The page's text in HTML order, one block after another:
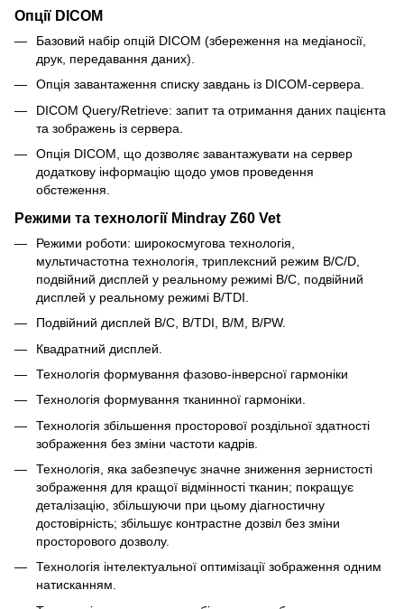
Опції DICOM
Базовий набір опцій DICOM (збереження на медіаносії,
друк, передавання даних).
Опція завантаження списку завдань із DICOM-сервера.
DICOM Query/Retrieve: запит та отримання даних пацієнта
та зображень із сервера.
Опція DICOM, що дозволяє завантажувати на сервер
додаткову інформацію щодо умов проведення
обстеження.
Режими та технології Mindray Z60 Vet
Режими роботи: широкосмугова технологія,
мультичастотна технологія, триплексний режим B/C/D,
подвійний дисплей у реальному режимі B/C, подвійний
дисплей у реальному режимі B/TDI.
Подвійний дисплей B/C, B/TDI, B/M, B/PW.
Квадратний дисплей.
Технологія формування фазово-інверсної гармоніки
Технологія формування тканинної гармоніки.
Технологія збільшення просторової роздільної здатності
зображення без зміни частоти кадрів.
Технологія, яка забезпечує значне зниження зернистості
зображення для кращої відмінності тканин; покращує
деталізацію, збільшуючи при цьому діагностичну
достовірність; збільшує контрастне дозвіл без зміни
просторового дозволу.
Технологія інтелектуальної оптимізації зображення одним
натисканням.